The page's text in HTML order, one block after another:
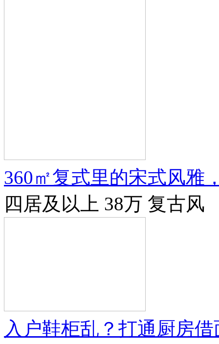
360㎡复式里的宋式风雅
四居及以上 38万 复古风
入户鞋柜乱？打通厨房